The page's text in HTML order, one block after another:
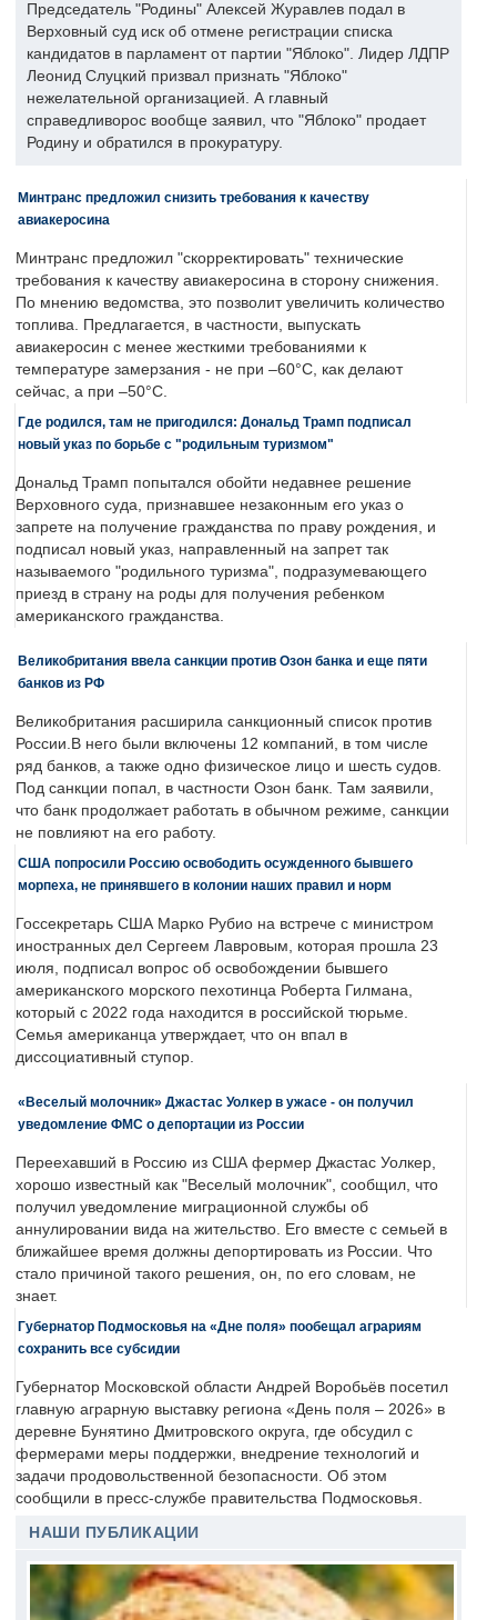
Председатель "Родины" Алексей Журавлев подал в
Верховный суд иск об отмене регистрации списка
кандидатов в парламент от партии "Яблоко". Лидер ЛДПР
Леонид Слуцкий призвал признать "Яблоко"
нежелательной организацией. А главный
справедливорос вообще заявил, что "Яблоко" продает
Родину и обратился в прокуратуру.
Минтранс предложил снизить требования к качеству
авиакеросина
Минтранс предложил "скорректировать" технические
требования к качеству авиакеросина в сторону снижения.
По мнению ведомства, это позволит увеличить количество
топлива. Предлагается, в частности, выпускать
авиакеросин с менее жесткими требованиями к
температуре замерзания - не при –60°C, как делают
сейчас, а при –50°C.
Где родился, там не пригодился: Дональд Трамп подписал
новый указ по борьбе с "родильным туризмом"
Дональд Трамп попытался обойти недавнее решение
Верховного суда, признавшее незаконным его указ о
запрете на получение гражданства по праву рождения, и
подписал новый указ, направленный на запрет так
называемого "родильного туризма", подразумевающего
приезд в страну на роды для получения ребенком
американского гражданства.
Великобритания ввела санкции против Озон банка и еще пяти
банков из РФ
Великобритания расширила санкционный список против
России.В него были включены 12 компаний, в том числе
ряд банков, а также одно физическое лицо и шесть судов.
Под санкции попал, в частности Озон банк. Там заявили,
что банк продолжает работать в обычном режиме, санкции
не повлияют на его работу.
США попросили Россию освободить осужденного бывшего
морпеха, не принявшего в колонии наших правил и норм
Госсекретарь США Марко Рубио на встрече с министром
иностранных дел Сергеем Лавровым, которая прошла 23
июля, подписал вопрос об освобождении бывшего
американского морского пехотинца Роберта Гилмана,
который с 2022 года находится в российской тюрьме.
Семья американца утверждает, что он впал в
диссоциативный ступор.
«Веселый молочник» Джастас Уолкер в ужасе - он получил
уведомление ФМС о депортации из России
Переехавший в Россию из США фермер Джастас Уолкер,
хорошо известный как "Веселый молочник", сообщил, что
получил уведомление миграционной службы об
аннулировании вида на жительство. Его вместе с семьей в
ближайшее время должны депортировать из России. Что
стало причиной такого решения, он, по его словам, не
знает.
Губернатор Подмосковья на «Дне поля» пообещал аграриям
сохранить все субсидии
Губернатор Московской области Андрей Воробьёв посетил
главную аграрную выставку региона «День поля – 2026» в
деревне Бунятино Дмитровского округа, где обсудил с
фермерами меры поддержки, внедрение технологий и
задачи продовольственной безопасности. Об этом
сообщили в пресс-службе правительства Подмосковья.
НАШИ ПУБЛИКАЦИИ